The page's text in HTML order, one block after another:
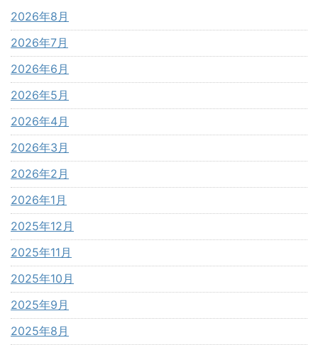
2026年8月
2026年7月
2026年6月
2026年5月
2026年4月
2026年3月
2026年2月
2026年1月
2025年12月
2025年11月
2025年10月
2025年9月
2025年8月